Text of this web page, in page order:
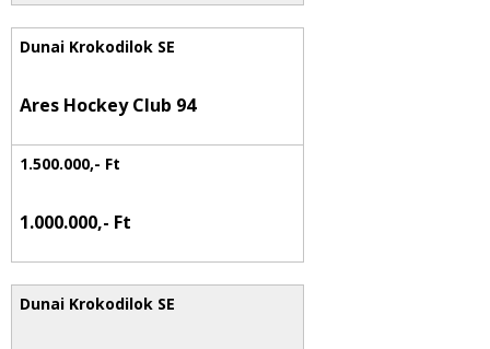
Ares Hockey Club 94
1.000.000,- Ft